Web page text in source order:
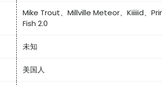
Mike Trout、Millville Meteor、Kiiiiid、
Fish 2.0
未知
美国人